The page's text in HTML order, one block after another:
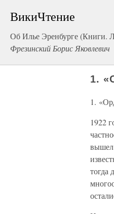
ВикиЧтение
Об Илье Эренбурге (Книги.
Фрезинский Борис Яковлевич
1.
1.
1922
вышел
тогда